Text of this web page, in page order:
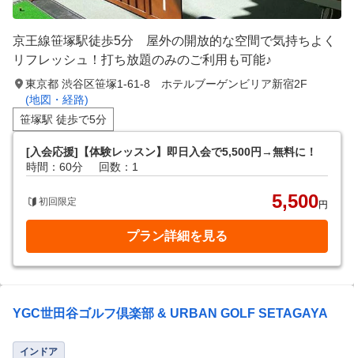
京王線笹塚駅徒歩5分 屋外の開放的な空間で気持ちよく
リフレッシュ！打ち放題のみのご利用も可能♪
東京都 渋谷区笹塚1-61-8 ホテルブーゲンビリア新宿2F
(地図・経路)
笹塚駅 徒歩で5分
[入会応援]【体験レッスン】即日入会で5,500円→無料に！
時間：60分
回数：1
初回限定 5,500円
プラン詳細を見る
YGC世田谷ゴルフ倶楽部 & URBAN GOLF SETAGAYA
インドア